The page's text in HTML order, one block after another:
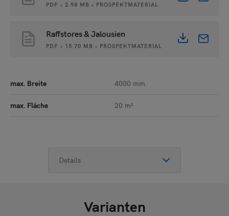
PDF • 2.98 MB • PROSPEKTMATERIAL
Raffstores & Jalousien
PDF • 15.70 MB • PROSPEKTMATERIAL
max. Breite 4000 mm
max. Fläche 20 m²
Varianten